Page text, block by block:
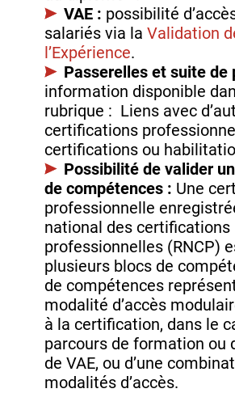
VAE : possibilité
salariés via la Validation
l’Expérience.
Passerelles et suite de
information disponible
rubrique : Liens avec
certifications
certifications ou
Possibilité de valider
de compétences : Une
professionnelle
national des certifications
professionnelles (RNCP)
plusieurs blocs de
de compétences
modalité d’accès
à la certification, dans le
parcours de formation ou
de VAE, ou d’une
modalités d’accès.